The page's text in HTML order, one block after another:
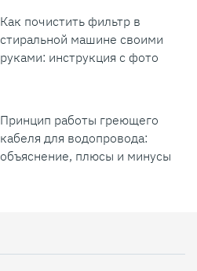
Как почистить фильтр в
стиральной машине своими
руками: инструкция с фото
Принцип работы греющего
кабеля для водопровода:
объяснение, плюсы и минусы